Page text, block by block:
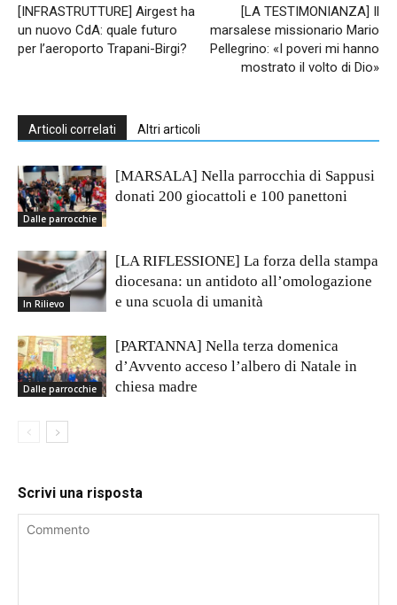
[INFRASTRUTTURE] Airgest ha
un nuovo CdA: quale futuro
per l’aeroporto Trapani-Birgi?
[LA TESTIMONIANZA] Il
marsalese missionario Mario
Pellegrino: «I poveri mi hanno
mostrato il volto di Dio»
Articoli correlati Altri articoli
Dalle parrocchie
[MARSALA] Nella parrocchia di Sappusi
donati 200 giocattoli e 100 panettoni
In Rilievo
[LA RIFLESSIONE] La forza della stampa
diocesana: un antidoto all’omologazione
e una scuola di umanità
Dalle parrocchie
[PARTANNA] Nella terza domenica
d’Avvento acceso l’albero di Natale in
chiesa madre
Scrivi una risposta